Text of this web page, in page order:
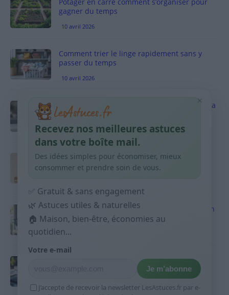
gagner du temps
10 avril 2026
Comment trier le linge rapidement sans y
passer du temps
10 avril 2026
Vinaigre blanc et four est-ce efficace contre la
graisse
10 avril 2026
Taches pigmentaires : routine simple +
habitudes qui aident
Produits ménagers : comment économiser en
courses sans acheter 10 sprays
9 avril 2026
Budget mensuel : méthode rapide pour
répartir son salaire dès le jour de paie
9 avril 2026
×
Recevez nos meilleures astuces
dans votre boîte mail.
Des idées simples pour économiser, mieux
consommer et prendre soin de vous.
✅ Gratuit & sans engagement
🌿 Astuces utiles & naturelles
🏠 Maison, bien-être, économies au
quotidien...
Votre e-mail
Je m’abonne
J’accepte de recevoir la newsletter LesAstuces.fr par e-